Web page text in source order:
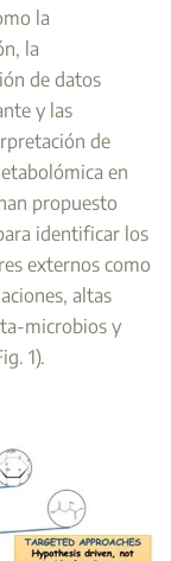
la
la
de datos
y las
de
en
propuesto
identificar los
externos como
altas
microbios y
1).